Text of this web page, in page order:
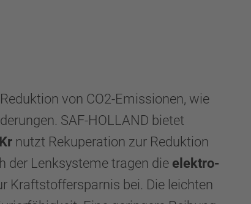
von CO2-Emissionen, wie
SAF-HOLLAND bietet
nutzt Rekuperation zur Reduktion
der Lenksysteme tragen die elektro-
Kraftstoffersparnis bei. Die leichten